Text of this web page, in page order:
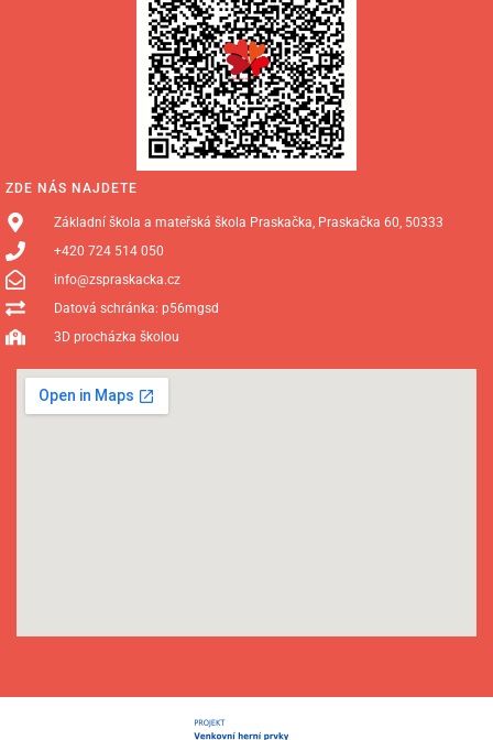
ZDE NÁS NAJDETE
Základní škola a mateřská škola Praskačka, Praskačka 60, 50333
+420 724 514 050
info@zspraskacka.cz
Datová schránka: p56mgsd
3D procházka školou